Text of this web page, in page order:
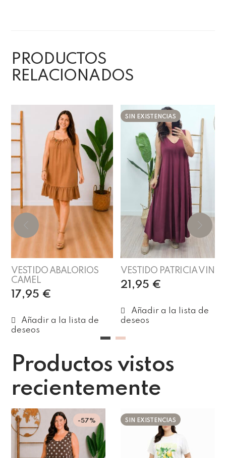
PRODUCTOS
RELACIONADOS
VESTIDO ABALORIOS
CAMEL
17,95 €
SIN EXISTENCIAS
VESTIDO PATRICIA VINO
21,95 €
Productos vistos
recientemente
-57% SIN EXISTENCIAS